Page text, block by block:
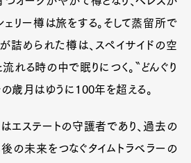
ェリー樽は旅をする。そして蒸留所で
が詰められた樽は、スペイサイドの空
れる時の中で眠りにつく。〝どんぐり
歳月はゆうに100年を超える。
エステートの守護者であり、過去の
の未来をつなぐタイムトラベラーの